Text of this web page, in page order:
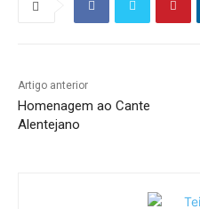
Artigo anterior
Homenagem ao Cante
Alentejano